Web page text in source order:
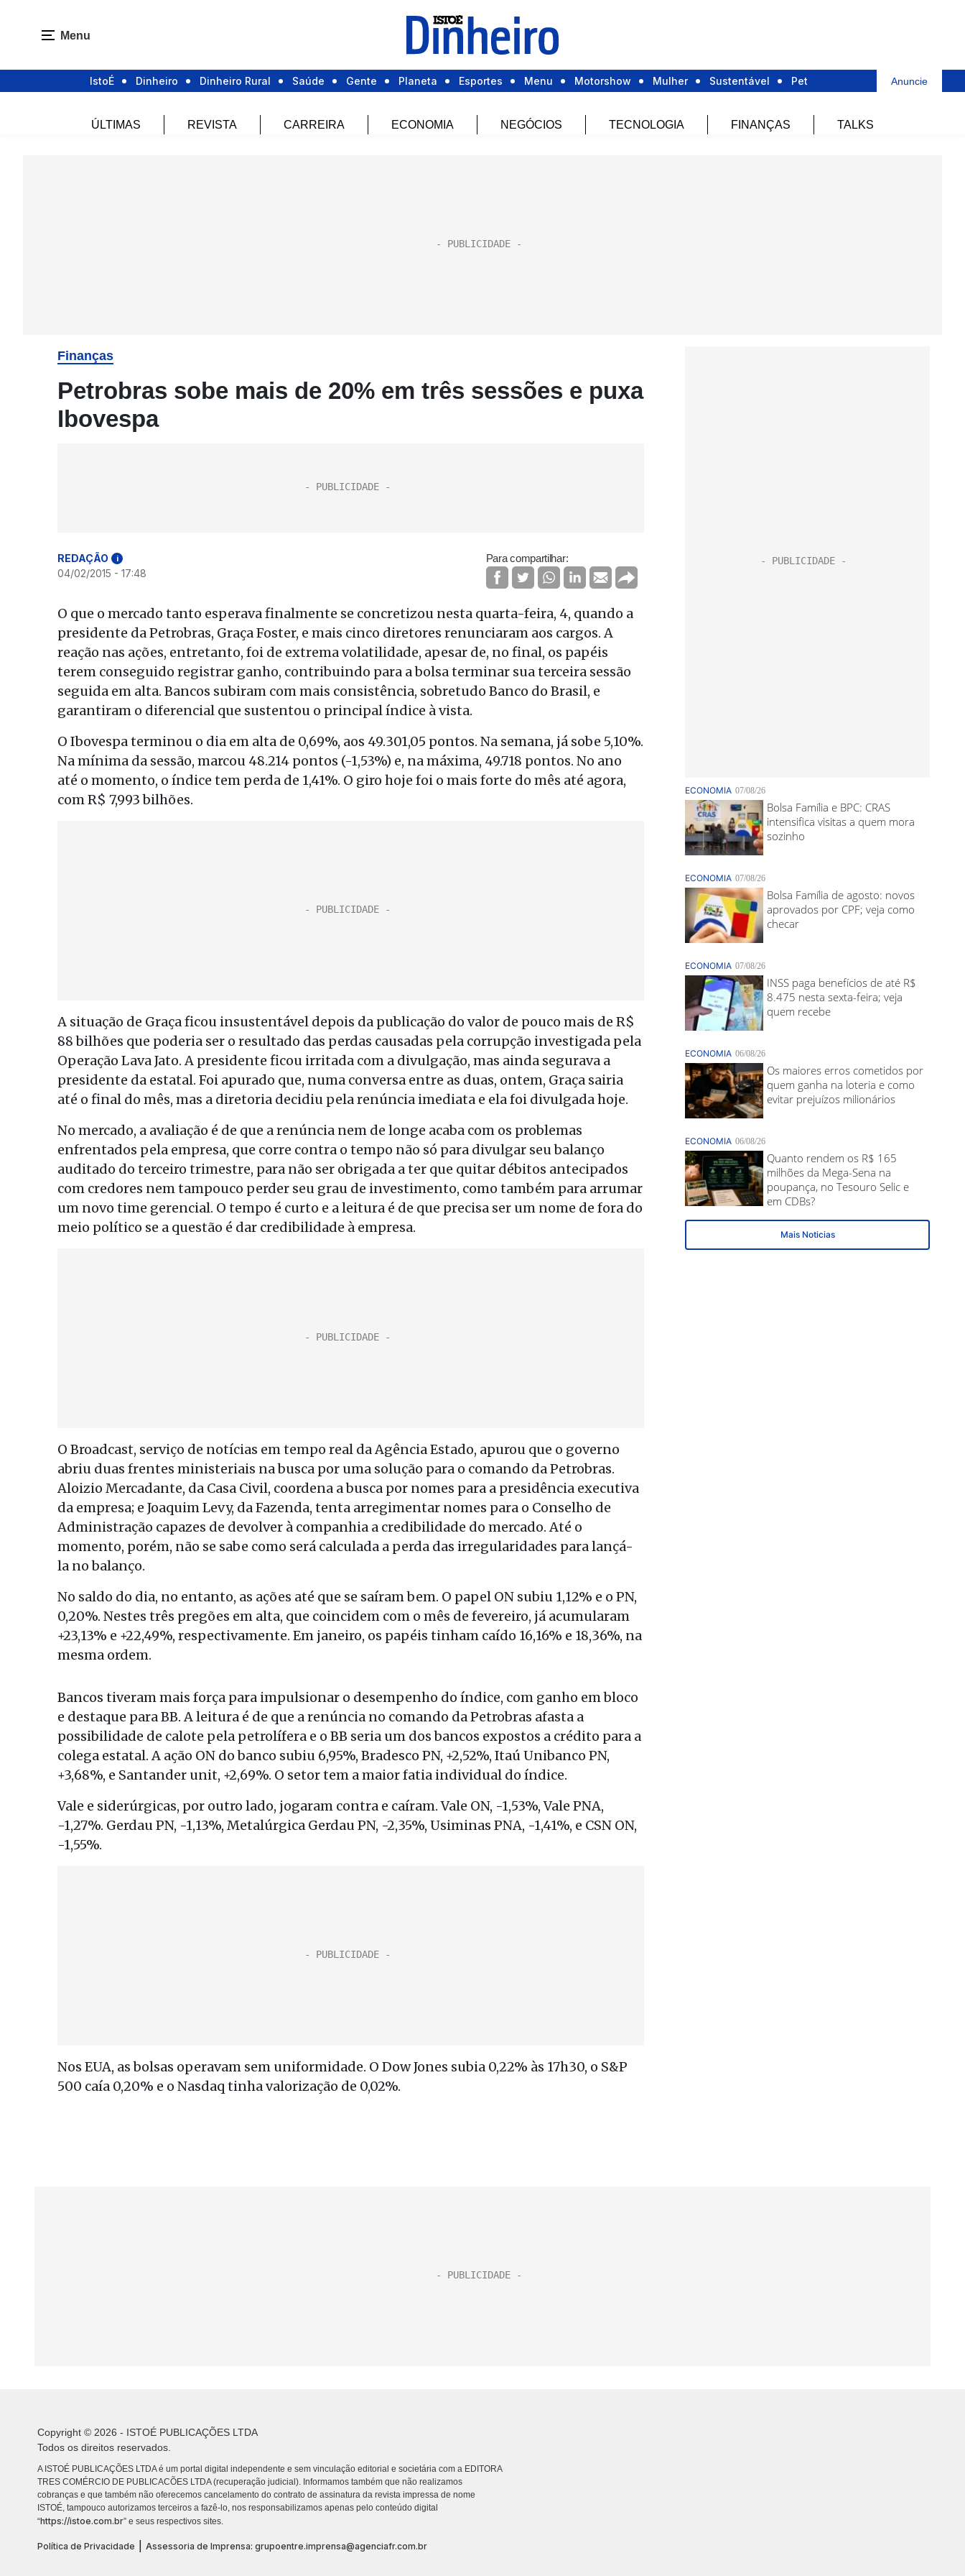
Menu
IstoÉ Dinheiro Dinheiro Rural Saúde Gente Planeta Esportes Menu Motorshow Mulher Sustentável Pet Anuncie
ÚLTIMAS REVISTA CARREIRA ECONOMIA NEGÓCIOS TECNOLOGIA FINANÇAS TALKS
Finanças
Petrobras sobe mais de 20% em três sessões e puxa
Ibovespa
REDAÇÃO i
04/02/2015 - 17:48
Para compartilhar:
O que o mercado tanto esperava finalmente se concretizou nesta quarta-feira, 4, quando a
presidente da Petrobras, Graça Foster, e mais cinco diretores renunciaram aos cargos. A
reação nas ações, entretanto, foi de extrema volatilidade, apesar de, no final, os papéis
terem conseguido registrar ganho, contribuindo para a bolsa terminar sua terceira sessão
seguida em alta. Bancos subiram com mais consistência, sobretudo Banco do Brasil, e
garantiram o diferencial que sustentou o principal índice à vista.
O Ibovespa terminou o dia em alta de 0,69%, aos 49.301,05 pontos. Na semana, já sobe 5,10%.
Na mínima da sessão, marcou 48.214 pontos (-1,53%) e, na máxima, 49.718 pontos. No ano
até o momento, o índice tem perda de 1,41%. O giro hoje foi o mais forte do mês até agora,
com R$ 7,993 bilhões.
A situação de Graça ficou insustentável depois da publicação do valor de pouco mais de R$
88 bilhões que poderia ser o resultado das perdas causadas pela corrupção investigada pela
Operação Lava Jato. A presidente ficou irritada com a divulgação, mas ainda segurava a
presidente da estatal. Foi apurado que, numa conversa entre as duas, ontem, Graça sairia
até o final do mês, mas a diretoria decidiu pela renúncia imediata e ela foi divulgada hoje.
No mercado, a avaliação é de que a renúncia nem de longe acaba com os problemas
enfrentados pela empresa, que corre contra o tempo não só para divulgar seu balanço
auditado do terceiro trimestre, para não ser obrigada a ter que quitar débitos antecipados
com credores nem tampouco perder seu grau de investimento, como também para arrumar
um novo time gerencial. O tempo é curto e a leitura é de que precisa ser um nome de fora do
meio político se a questão é dar credibilidade à empresa.
O Broadcast, serviço de notícias em tempo real da Agência Estado, apurou que o governo
abriu duas frentes ministeriais na busca por uma solução para o comando da Petrobras.
Aloizio Mercadante, da Casa Civil, coordena a busca por nomes para a presidência executiva
da empresa; e Joaquim Levy, da Fazenda, tenta arregimentar nomes para o Conselho de
Administração capazes de devolver à companhia a credibilidade do mercado. Até o
momento, porém, não se sabe como será calculada a perda das irregularidades para lançá-
la no balanço.
No saldo do dia, no entanto, as ações até que se saíram bem. O papel ON subiu 1,12% e o PN,
0,20%. Nestes três pregões em alta, que coincidem com o mês de fevereiro, já acumularam
+23,13% e +22,49%, respectivamente. Em janeiro, os papéis tinham caído 16,16% e 18,36%, na
mesma ordem.
Bancos tiveram mais força para impulsionar o desempenho do índice, com ganho em bloco
e destaque para BB. A leitura é de que a renúncia no comando da Petrobras afasta a
possibilidade de calote pela petrolífera e o BB seria um dos bancos expostos a crédito para a
colega estatal. A ação ON do banco subiu 6,95%, Bradesco PN, +2,52%, Itaú Unibanco PN,
+3,68%, e Santander unit, +2,69%. O setor tem a maior fatia individual do índice.
Vale e siderúrgicas, por outro lado, jogaram contra e caíram. Vale ON, -1,53%, Vale PNA,
-1,27%. Gerdau PN, -1,13%, Metalúrgica Gerdau PN, -2,35%, Usiminas PNA, -1,41%, e CSN ON,
-1,55%.
Nos EUA, as bolsas operavam sem uniformidade. O Dow Jones subia 0,22% às 17h30, o S&P
500 caía 0,20% e o Nasdaq tinha valorização de 0,02%.
Copyright © 2026 - ISTOÉ PUBLICAÇÕES LTDA
Todos os direitos reservados.
A ISTOÉ PUBLICAÇÕES LTDA é um portal digital independente e sem vinculação editorial e societária com a EDITORA
TRES COMÉRCIO DE PUBLICACÕES LTDA (recuperação judicial). Informamos também que não realizamos
cobranças e que também não oferecemos cancelamento do contrato de assinatura da revista impressa de nome
ISTOÉ, tampouco autorizamos terceiros a fazê-lo, nos responsabilizamos apenas pelo conteúdo digital
“https://istoe.com.br” e seus respectivos sites.
Política de Privacidade Assessoria de Imprensa: grupoentre.imprensa@agenciafr.com.br